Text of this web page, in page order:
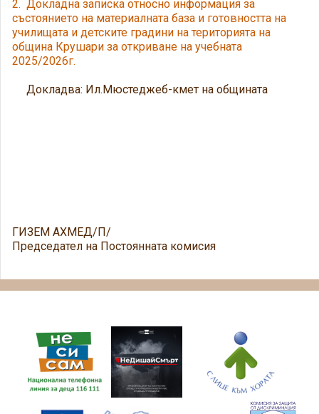
2. Докладна записка относно информация за
състоянието на материалната база и готовността на
училищата и детските градини на територията на
община Крушари за откриване на учебната
2025/2026г.
Докладва: Ил.Мюстеджеб-кмет на общината
ГИЗЕМ АХМЕД/П/
Председател на Постоянната комисия